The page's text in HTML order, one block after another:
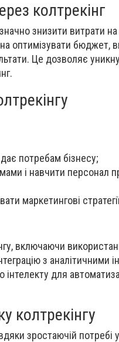
колтрекінг
знизити витрати
оптимізувати бюджет,
Це дозволяє
потребам бізнесу;
і навчити персонал
маркетингові
включаючи
з аналітичними
для
колтрекінгу
зростаючій потребі